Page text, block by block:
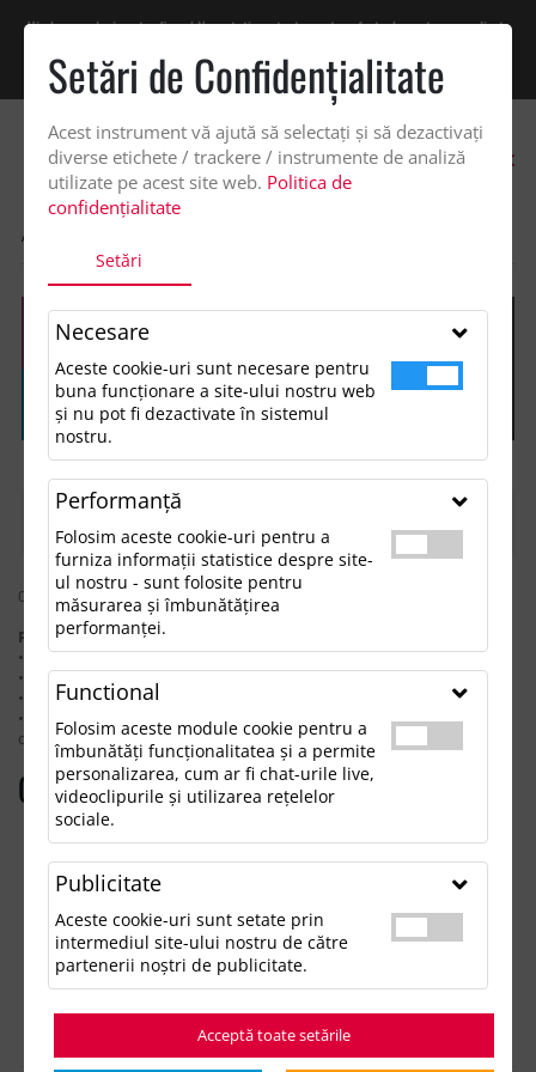
Vindem exclusiv catre firme! Ne puteti contacta pentru oferta de pret personalizata
discount suplimentar de 2% -Cumpără acum!
ACASA
0 rezultate pentru: "playingcardspicas"
Pentru a găsi produsul dorit, încearcă următoarele:
• Verifică dacă ai scris corect termenii.
• Încearcă să foloseşti sinonime.
• Încearcă din nou, folosind o căutare mai generală.
• Ne poţi contacta telefonic la 021.336.03.32 sau prin email la
office@updateadv.ro şi te ajutăm să găseşti produsul dorit.
Categorii populare
Accesorii birou
Accesorii mancare si bautura
Accesorii Tech si Gadgeturi
Haine de Munca
Imbracaminte si Accesorii
Lifestyle si Timp Liber
Ocazii și Evenimente Tematice
Setări de Confidenţialitate
Acest instrument vă ajută să selectați și să dezactivați
diverse etichete / trackere / instrumente de analiză
utilizate pe acest site web. Politica de
confidențialitate
Setări
Necesare
Aceste cookie-uri sunt necesare pentru
buna funcționare a site-ului nostru web
și nu pot fi dezactivate în sistemul
nostru.
Performanţă
Folosim aceste cookie-uri pentru a
furniza informații statistice despre site-
ul nostru - sunt folosite pentru
măsurarea și îmbunătățirea
performanței.
Functional
Folosim aceste module cookie pentru a
îmbunătăți funcționalitatea și a permite
personalizarea, cum ar fi chat-urile live,
videoclipurile și utilizarea rețelelor
sociale.
Publicitate
Aceste cookie-uri sunt setate prin
intermediul site-ului nostru de către
partenerii noștri de publicitate.
Acceptă toate setările